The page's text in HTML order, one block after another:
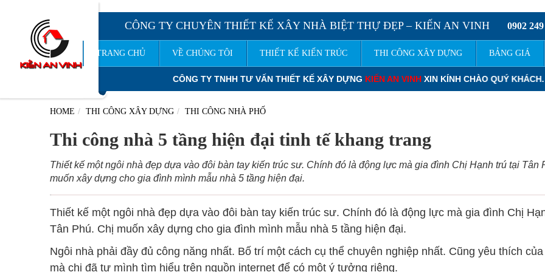
CÔNG TY CHUYÊN THIẾT KẾ XÂY NHÀ BIỆT THỰ ĐẸP – KIẾN AN VINH 0902
TRANG CHỦ VỀ CHÚNG TÔI THIẾT KẾ KIẾN TRÚC THI CÔNG XÂY DỰNG BẢNG GIÁ
CÔNG TY TNHH TƯ VẤN THIẾT KẾ XÂY DỰNGKIẾN AN VINHXIN KÍNH CHÀO QUÝ KHÁCH.ĐƠN GIÁ THIẾT KẾ NHÀ PHỐ:
HOME THI CÔNG XÂY DỰNG THI CÔNG NHÀ PHỐ
Thi công nhà 5 tầng hiện đại tinh tế khang trang
Thiết kế một ngôi nhà đẹp dựa vào đôi bàn tay kiến trúc sư. Chính đó là động lực mà gia đình Chị Hạnh trú tại Tân
muốn xây dựng cho gia đình mình mẫu nhà 5 tầng hiện đại.
Thiết kế một ngôi nhà đẹp dựa vào đôi bàn tay kiến trúc sư. Chính đó là động lực mà gia đình Chị
Tân Phú. Chị muốn xây dựng cho gia đình mình mẫu nhà 5 tầng hiện đại.
Ngôi nhà phải đầy đủ công năng nhất. Bố trí một cách cụ thể chuyên nghiệp nhất. Cũng yêu thích
mà chị đã tự mình tìm hiểu trên nguồn internet để có một ý tưởng riêng.